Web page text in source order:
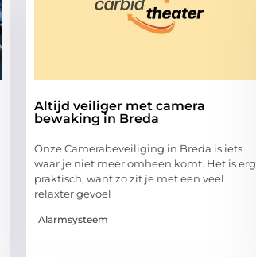
Altijd veiliger met camera
bewaking in Breda
Onze Camerabeveiliging in Breda is iets
waar je niet meer omheen komt. Het is erg
praktisch, want zo zit je met een veel
relaxter gevoel
Alarmsysteem